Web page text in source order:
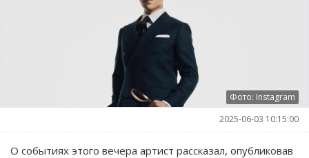
Фото: Instagram
2025-06-03 10:15:00
О событиях этого вечера артист рассказал, опубликовав